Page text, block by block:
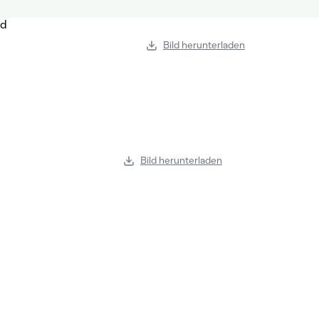
Bild herunterladen
Bild herunterladen